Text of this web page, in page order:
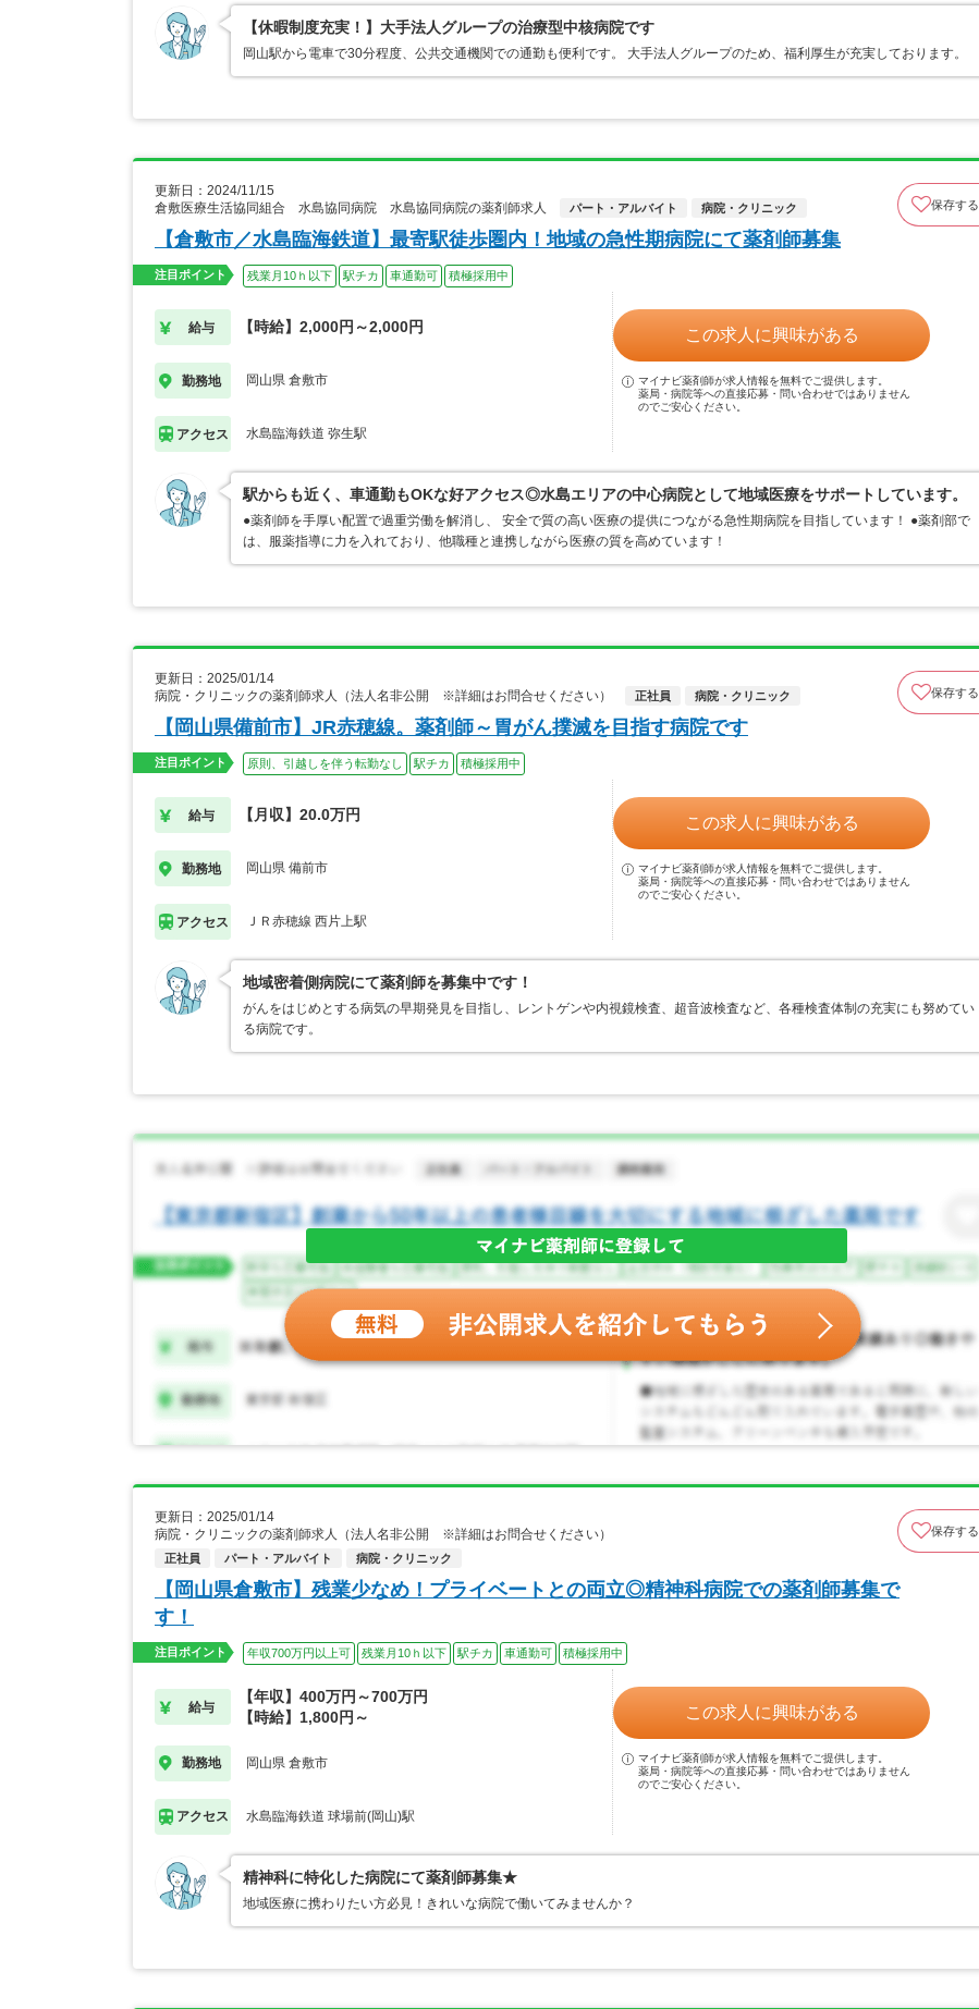
【休暇制度充実！】大手法人グループの治療型中核病院です
岡山駅から電車で30分程度、公共交通機関での通勤も便利です。 大手法人グループのため、福利厚生が充実しております。
更新日：2024/11/15
倉敷医療生活協同組合 水島協同病院 水島協同病院の薬剤師求人
パート・アルバイト 病院・クリニック 保存する
【倉敷市／水島臨海鉄道】最寄駅徒歩圏内！地域の急性期病院にて薬剤師募集
注目ポイント 残業月10ｈ以下 駅チカ 車通勤可 積極採用中
給与 【時給】2,000円～2,000円
勤務地 岡山県 倉敷市
アクセス 水島臨海鉄道 弥生駅
この求人に興味がある
マイナビ薬剤師が求人情報を無料でご提供します。
薬局・病院等への直接応募・問い合わせではありません
のでご安心ください。
駅からも近く、車通勤もOKな好アクセス◎水島エリアの中心病院として地域医療をサポートしています。
●薬剤師を手厚い配置で過重労働を解消し、 安全で質の高い医療の提供につながる急性期病院を目指しています！ ●薬剤部で
は、服薬指導に力を入れており、他職種と連携しながら医療の質を高めています！
更新日：2025/01/14
病院・クリニックの薬剤師求人（法人名非公開 ※詳細はお問合せください）
正社員 病院・クリニック 保存する
【岡山県備前市】JR赤穂線。薬剤師～胃がん撲滅を目指す病院です
注目ポイント 原則、引越しを伴う転勤なし 駅チカ 積極採用中
給与 【月収】20.0万円
勤務地 岡山県 備前市
アクセス ＪＲ赤穂線 西片上駅
この求人に興味がある
マイナビ薬剤師が求人情報を無料でご提供します。
薬局・病院等への直接応募・問い合わせではありません
のでご安心ください。
地域密着側病院にて薬剤師を募集中です！
がんをはじめとする病気の早期発見を目指し、レントゲンや内視鏡検査、超音波検査など、各種検査体制の充実にも努めてい
る病院です。
更新日：2025/01/14
病院・クリニックの薬剤師求人（法人名非公開 ※詳細はお問合せください）
正社員 パート・アルバイト 病院・クリニック
保存する
【岡山県倉敷市】残業少なめ！プライベートとの両立◎精神科病院での薬剤師募集で
す！
注目ポイント 年収700万円以上可 残業月10ｈ以下 駅チカ 車通勤可 積極採用中
給与
【年収】400万円～700万円
【時給】1,800円～
勤務地 岡山県 倉敷市
アクセス 水島臨海鉄道 球場前(岡山)駅
この求人に興味がある
マイナビ薬剤師が求人情報を無料でご提供します。
薬局・病院等への直接応募・問い合わせではありません
のでご安心ください。
精神科に特化した病院にて薬剤師募集★
地域医療に携わりたい方必見！きれいな病院で働いてみませんか？